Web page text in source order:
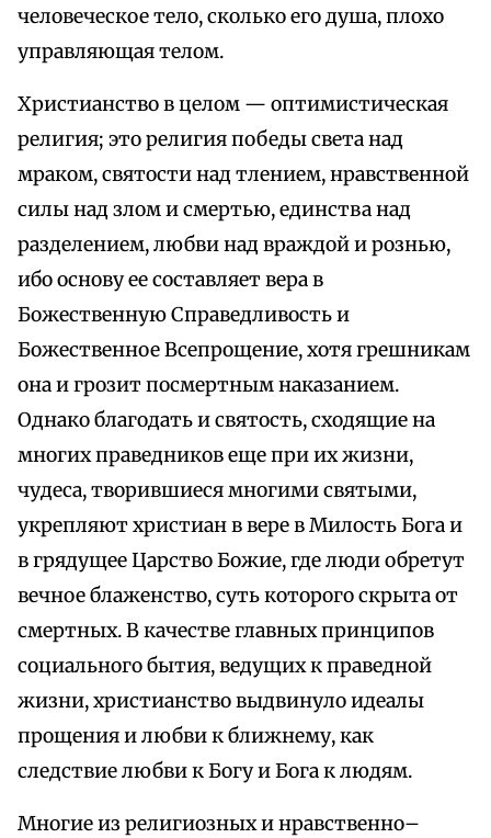
человеческое тело, сколько его душа, плохо
управляющая телом.
Христианство в целом — оптимистическая
религия; это религия победы света над
мраком, святости над тлением, нравственной
силы над злом и смертью, единства над
разделением, любви над враждой и рознью,
ибо основу ее составляет вера в
Божественную Справедливость и
Божественное Всепрощение, хотя грешникам
она и грозит посмертным наказанием.
Однако благодать и святость, сходящие на
многих праведников еще при их жизни,
чудеса, творившиеся многими святыми,
укрепляют христиан в вере в Милость Бога и
в грядущее Царство Божие, где люди обретут
вечное блаженство, суть которого скрыта от
смертных. В качестве главных принципов
социального бытия, ведущих к праведной
жизни, христианство выдвинуло идеалы
прощения и любви к ближнему, как
следствие любви к Богу и Бога к людям.
Многие из религиозных и нравственно–